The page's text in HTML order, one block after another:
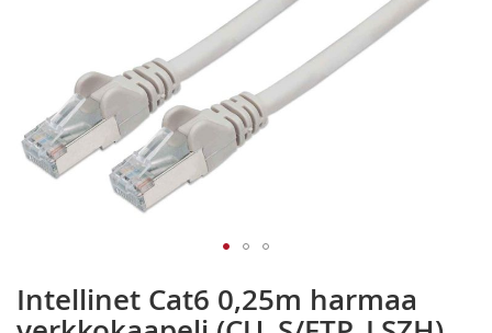
kuvagallerian
alkuun
Intellinet Cat6 0,25m harmaa